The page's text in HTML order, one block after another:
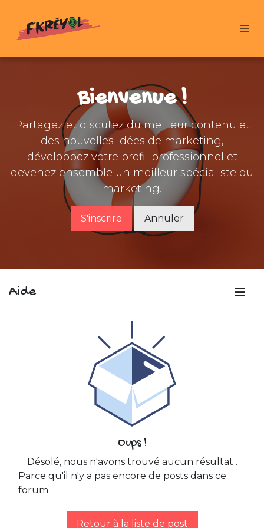
Bienvenue !
Partagez et discutez du meilleur contenu et
des nouvelles idées de marketing,
développez votre profil professionnel et
devenez ensemble un meilleur spécialiste du
marketing.
S'inscrire Annuler
Aide
Oups !
Désolé, nous n'avons trouvé aucun résultat .
Parce qu'il n'y a pas encore de posts dans ce
forum.
Retour à la liste de post